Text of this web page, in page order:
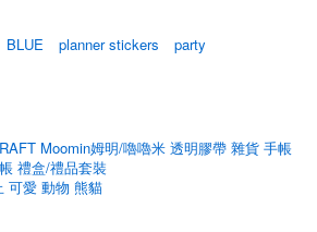
BLUE planner stickers
party
Moomin姆明/嚕嚕米 透明膠帶 雜貨 手帳
禮盒/禮品套裝
可愛 動物 熊貓